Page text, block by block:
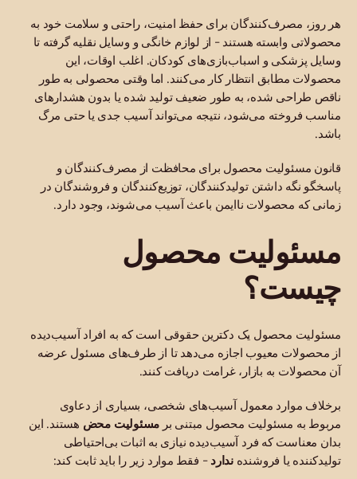
هر روز، مصرف‌کنندگان برای حفظ امنیت، راحتی و سلامت خود به
محصولاتی وابسته هستند - از لوازم خانگی و وسایل نقلیه گرفته تا
وسایل پزشکی و اسباب‌بازی‌های کودکان. اغلب اوقات، این
محصولات مطابق انتظار کار می‌کنند. اما وقتی محصولی به طور
ناقص طراحی شده، به طور ضعیف تولید شده یا بدون هشدارهای
مناسب فروخته می‌شود، نتیجه می‌تواند آسیب جدی یا حتی مرگ
باشد.
قانون مسئولیت محصول برای محافظت از مصرف‌کنندگان و
پاسخگو نگه داشتن تولیدکنندگان، توزیع‌کنندگان و فروشندگان در
زمانی که محصولات ناایمن باعث آسیب می‌شوند، وجود دارد.
مسئولیت محصول
چیست؟
مسئولیت محصول یک دکترین حقوقی است که به افراد آسیب‌دیده
از محصولات معیوب اجازه می‌دهد تا از طرف‌های مسئول عرضه
آن محصولات به بازار، غرامت دریافت کنند.
برخلاف موارد معمول آسیب‌های شخصی، بسیاری از دعاوی
مربوط به مسئولیت محصول مبتنی بر مسئولیت محض هستند. این
بدان معناست که فرد آسیب‌دیده نیازی به اثبات بی‌احتیاطی
تولیدکننده یا فروشندهندارد - فقط موارد زیر را باید ثابت کند: